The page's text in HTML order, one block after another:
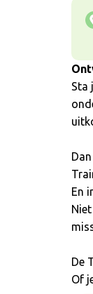
Sta
En
De
Of